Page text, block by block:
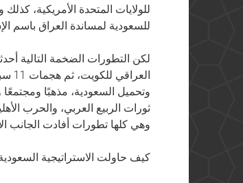
للولايات المتحدة الأمريكية،
للسعودية لمساندة العراق باسم
لكن التطورات الضخمة التالية
وتحميل السعودية، مذهبًا ومجتمعًا
ثورات الربيع العربي، والحرب
وهي كلها تطورات أفادت الجانب
كيف حاولت الاستراتيجية